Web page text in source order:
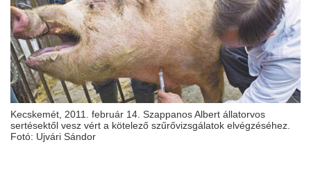
Kecskemét, 2011. február 14. Szappanos Albert állatorvos
sertésektől vesz vért a kötelező szűrővizsgálatok elvégzéséhez.
Fotó: Ujvári Sándor